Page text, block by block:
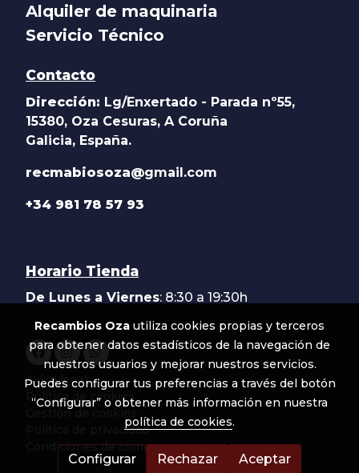
Alquiler de maquinaria
Servicio Técnico
Contacto
Dirección: Lg/Enxertado - Parada nº55,
15380, Oza Cesuras, A Coruña
Galicia, España.
recmabiosoza@gmail.com
+34 981 78 57 93
Horario Tienda
De Lunes a Viernes: 8:30 a 19:30h
Aviso legal
Política de cookies
Gestión de cookies
Política de privacidad
Condiciones de compra
Recambios Oza utiliza cookies propias y terceros
para obtener datos estadísticos de la navegación de
nuestros usuarios y mejorar nuestros servicios.
Puedes configurar tus preferencias a través del botón
“Configurar” o obtener más información en nuestra
política de cookies.
Configurar Rechazar Aceptar